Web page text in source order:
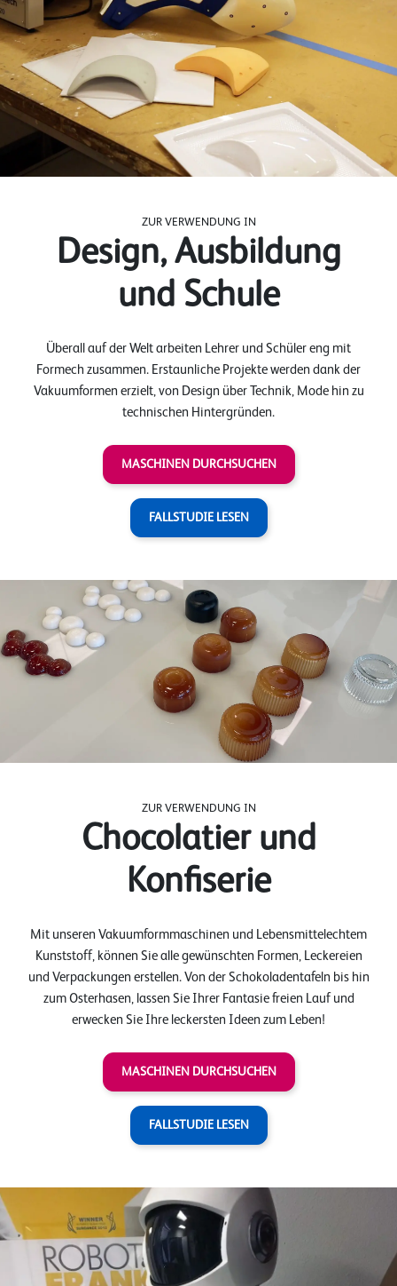
ZUR VERWENDUNG IN
Design, Ausbildung
und Schule
Überall auf der Welt arbeiten Lehrer und Schüler eng mit
Formech zusammen. Erstaunliche Projekte werden dank der
Vakuumformen erzielt, von Design über Technik, Mode hin zu
technischen Hintergründen.
MASCHINEN DURCHSUCHEN
FALLSTUDIE LESEN
ZUR VERWENDUNG IN
Chocolatier und
Konfiserie
Mit unseren Vakuumformmaschinen und Lebensmittelechtem
Kunststoff, können Sie alle gewünschten Formen, Leckereien
und Verpackungen erstellen. Von der Schokoladentafeln bis hin
zum Osterhasen, lassen Sie Ihrer Fantasie freien Lauf und
erwecken Sie Ihre leckersten Ideen zum Leben!
MASCHINEN DURCHSUCHEN
FALLSTUDIE LESEN